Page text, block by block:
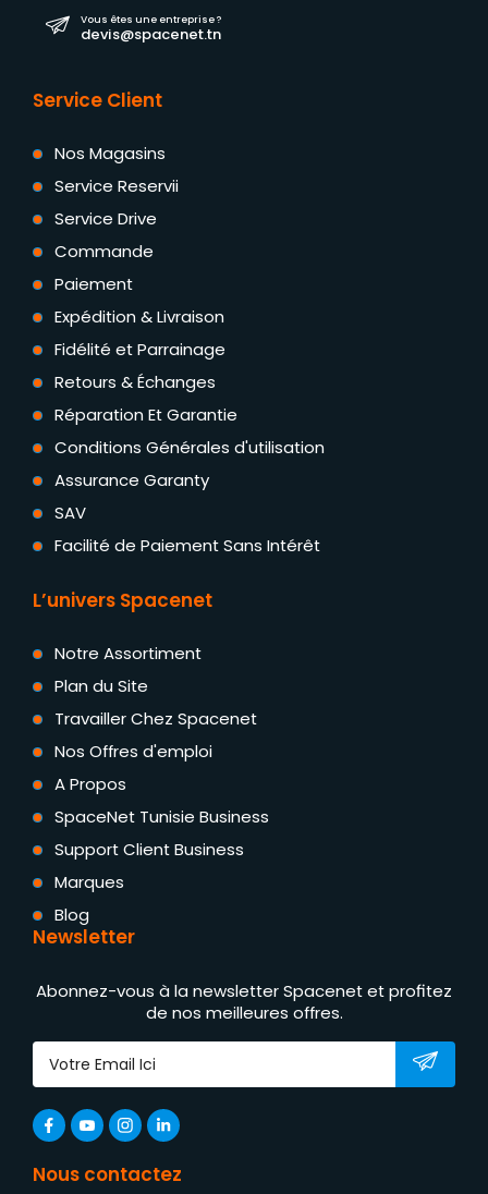
Vous êtes une entreprise ?
devis@spacenet.tn
Service Client
Nos Magasins
Service Reservii
Service Drive
Commande
Paiement
Expédition & Livraison
Fidélité et Parrainage
Retours & Échanges
Réparation Et Garantie
Conditions Générales d'utilisation
Assurance Garanty
SAV
Facilité de Paiement Sans Intérêt
L’univers Spacenet
Notre Assortiment
Plan du Site
Travailler Chez Spacenet
Nos Offres d'emploi
A Propos
SpaceNet Tunisie Business
Support Client Business
Marques
Blog
Newsletter
Abonnez-vous à la newsletter Spacenet et profitez
de nos meilleures offres.
Nous contactez